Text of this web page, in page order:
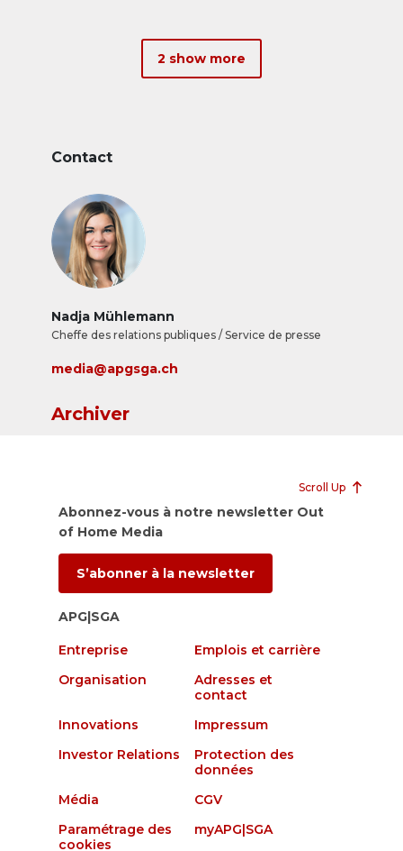
2 show more
Contact
Nadja Mühlemann
Cheffe des relations publiques / Service de presse
media@apgsga.ch
Archiver
Scroll Up
Abonnez-vous à notre newsletter Out
of Home Media
S’abonner à la newsletter
APG|SGA
Entreprise
Emplois et carrière
Organisation
Adresses et
contact
Innovations
Impressum
Investor Relations
Protection des
données
Média
CGV
Paramétrage des
cookies
myAPG|SGA